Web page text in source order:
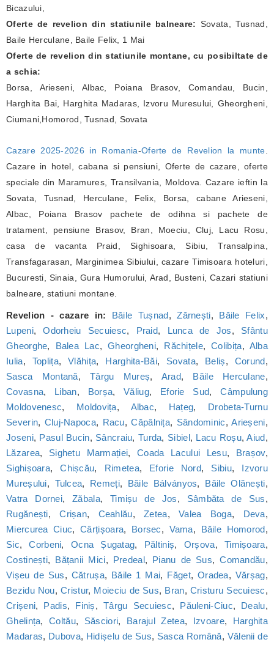
Bicazului,
Oferte de revelion din statiunile balneare: Sovata, Tusnad,
Baile Herculane, Baile Felix, 1 Mai
Oferte de revelion din statiunile montane, cu posibiltate de
a schia:
Borsa, Arieseni, Albac, Poiana Brasov, Comandau, Bucin,
Harghita Bai, Harghita Madaras, Izvoru Muresului, Gheorgheni,
Ciumani,Homorod, Tusnad, Sovata
Cazare 2025-2026 in Romania-Oferte de Revelion la munte
Cazare in hotel, cabana si pensiuni, Oferte de cazare, oferte
speciale din Maramures, Transilvania, Moldova. Cazare ieftin la
Sovata, Tusnad, Herculane, Felix, Borsa, cabane Arieseni,
Albac, Poiana Brasov pachete de odihna si pachete de
tratament, pensiune Brasov, Bran, Moeciu, Cluj, Lacu Rosu,
casa de vacanta Praid, Sighisoara, Sibiu, Transalpina,
Transfagarasan, Marginimea Sibiului, cazare Timisoara hoteluri,
Bucuresti, Sinaia, Gura Humorului, Arad, Busteni, Cazari statiuni
balneare, statiuni montane.
Revelion - cazare in: Băile Tușnad,Zărnești, Băile Felix,
Lupeni,Odorheiu Secuiesc, Praid, Lunca de Jos, Sfântu
Gheorghe, Balea Lac,Gheorgheni, Răchițele,Colibița, Alba
Iulia, Toplița,Vlăhița, Harghita-Băi, Sovata, Beliș, Corund,
Sasca Montană,Târgu Mureș, Arad, Băile Herculane,
Covasna, Liban, Borșa,Văliug, Eforie Sud,Câmpulung
Moldovenesc, Moldovița, Albac, Hațeg, Drobeta-Turnu
Severin, Cluj-Napoca, Racu,Căpâlnița, Sândominic,Arieșeni,
Joseni, Pasul Bucin, Sâncraiu, Turda, Sibiel, Lacu Roșu,Aiud,
Lăzarea, Sighetu Marmației,Coada Lacului Lesu, Brașov,
Sighișoara,Chișcău, Rimetea, Eforie Nord, Sibiu, Izvoru
Mureșului, Tulcea, Remeți, Băile Bálványos, Băile Olănești,
Vatra Dornei,Zăbala, Timișu de Jos, Sâmbăta de Sus,
Rugănești,Crișan, Ceahlău,Zetea,Valea Boga, Deva,
Miercurea Ciuc,Cârțișoara, Borsec, Vama, Băile Homorod,
Sic,Corbeni, Ocna Șugatag, Păltiniș, Orșova, Timișoara,
Costinești, Bățanii Mici, Predeal, Pianu de Sus,Comandău,
Vișeu de Sus, Cătrușa, Băile 1 Mai, Făget, Oradea, Vărșag,
Bezidu Nou,Cristur, Moieciu de Sus, Bran, Cristuru Secuiesc,
Crișeni, Padis, Finiș,Târgu Secuiesc, Păuleni-Ciuc, Dealu,
Ghelința,Coltău, Săsciori, Barajul Zetea, Izvoare, Harghita
Madaras, Dubova, Hidișelu de Sus, Sasca Română, Vălenii de